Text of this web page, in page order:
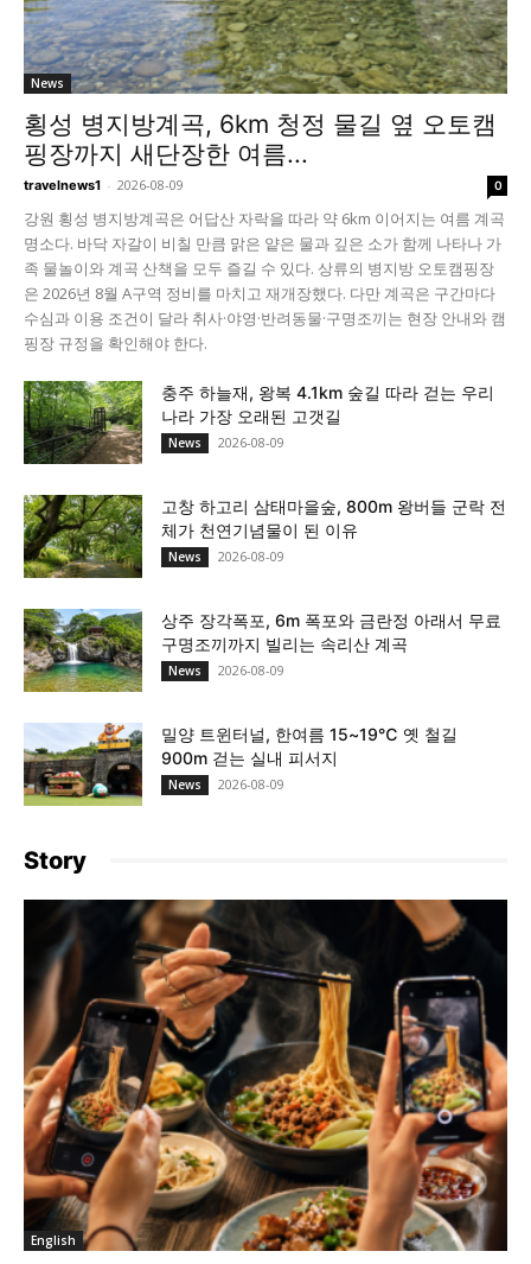
News
횡성 병지방계곡, 6km 청정 물길 옆 오토캠
핑장까지 새단장한 여름...
travelnews1 - 2026-08-09 0
강원 횡성 병지방계곡은 어답산 자락을 따라 약 6km 이어지는 여름 계곡
명소다. 바닥 자갈이 비칠 만큼 맑은 얕은 물과 깊은 소가 함께 나타나 가
족 물놀이와 계곡 산책을 모두 즐길 수 있다. 상류의 병지방 오토캠핑장
은 2026년 8월 A구역 정비를 마치고 재개장했다. 다만 계곡은 구간마다
수심과 이용 조건이 달라 취사·야영·반려동물·구명조끼는 현장 안내와 캠
핑장 규정을 확인해야 한다.
충주 하늘재, 왕복 4.1km 숲길 따라 걷는 우리
나라 가장 오래된 고갯길
News 2026-08-09
고창 하고리 삼태마을숲, 800m 왕버들 군락 전
체가 천연기념물이 된 이유
News 2026-08-09
상주 장각폭포, 6m 폭포와 금란정 아래서 무료
구명조끼까지 빌리는 속리산 계곡
News 2026-08-09
밀양 트윈터널, 한여름 15~19℃ 옛 철길
900m 걷는 실내 피서지
News 2026-08-09
Story
English